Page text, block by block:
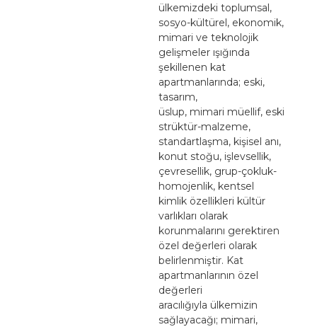
ülkemizdeki toplumsal,
sosyo-kültürel, ekonomik,
mimari ve teknolojik
gelişmeler ışığında
şekillenen kat
apartmanlarında; eski,
tasarım,
üslup, mimari müellif, eski
strüktür-malzeme,
standartlaşma, kişisel anı,
konut stoğu, işlevsellik,
çevresellik, grup-çokluk-
homojenlik, kentsel
kimlik özellikleri kültür
varlıkları olarak
korunmalarını gerektiren
özel değerleri olarak
belirlenmiştir. Kat
apartmanlarının özel
değerleri
aracılığıyla ülkemizin
sağlayacağı; mimari,